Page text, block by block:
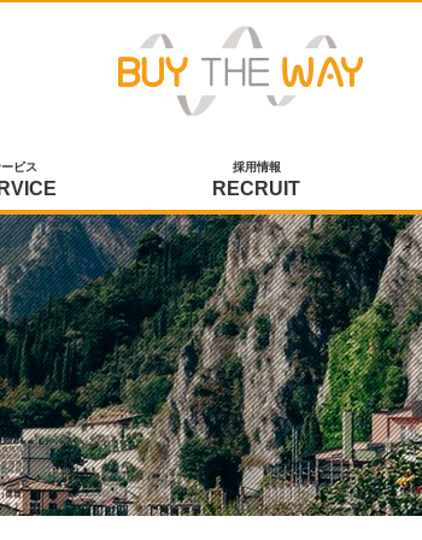
ビス 採用情報
RECRUIT